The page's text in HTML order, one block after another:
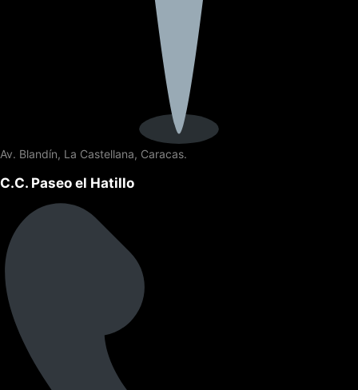
Av. Blandín, La Castellana, Caracas.
C.C. Paseo el Hatillo